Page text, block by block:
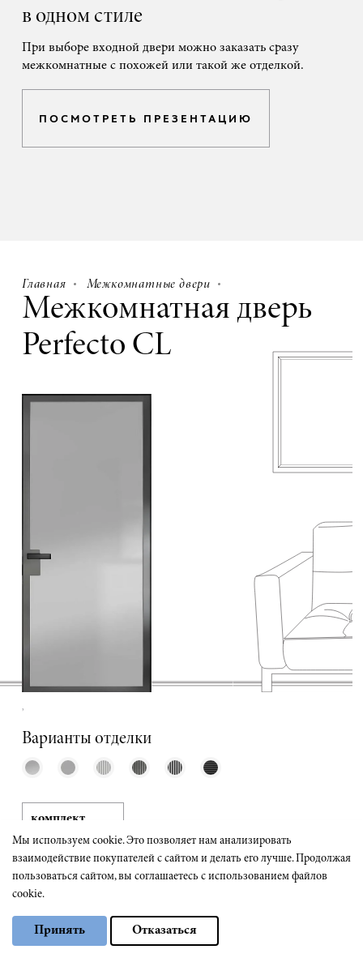
в одном стиле
При выборе входной двери можно заказать сразу
межкомнатные с похожей или такой же отделкой.
ПОСМОТРЕТЬ ПРЕЗЕНТАЦИЮ
ИЗГОТОВЛЕНИЕ
Главная Межкомнатные двери
Межкомнатная дверь
Perfecto CL
,
Варианты отделки
комплект
2 564,0 руб.
Мы используем cookie. Это позволяет нам анализировать
взаимодействие покупателей с сайтом и делать его лучше. Продолжая
пользоваться сайтом, вы соглашаетесь с использованием файлов
cookie.
Минимальные
Принять Отказаться